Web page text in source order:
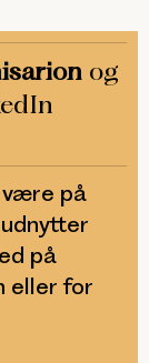
og
være på
på
eller for